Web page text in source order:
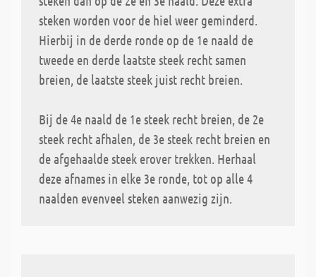
steken worden voor de hiel weer geminderd.
Hierbij in de derde ronde op de 1e naald de
tweede en derde laatste steek recht samen
breien, de laatste steek juist recht breien.
Bij de 4e naald de 1e steek recht breien, de 2e
steek recht afhalen, de 3e steek recht breien en
de afgehaalde steek erover trekken. Herhaal
deze afnames in elke 3e ronde, tot op alle 4
naalden evenveel steken aanwezig zijn.